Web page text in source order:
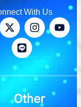
With Us
Other